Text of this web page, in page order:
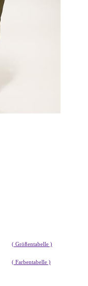
( Größentabelle )
( Farbentabelle )